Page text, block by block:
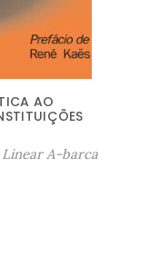
AO
Linear A-barca